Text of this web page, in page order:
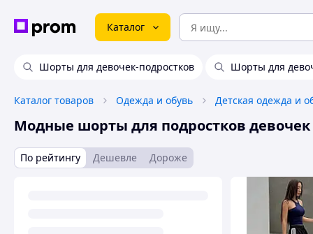
Каталог
Шорты для девочек-подростков Шорты для
Каталог товаров Одежда и обувь Детская одежда и
Модные шорты для подростков девочек
По рейтингу Дешевле Дороже